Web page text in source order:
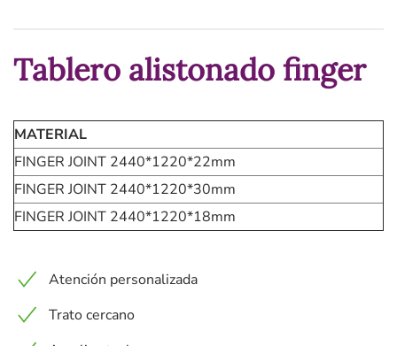
Tablero alistonado finger
MATERIAL
FINGER JOINT 2440*1220*22mm
FINGER JOINT 2440*1220*30mm
FINGER JOINT 2440*1220*18mm
Atención personalizada
Trato cercano